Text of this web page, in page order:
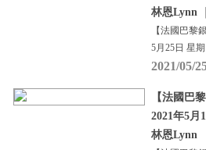
林恩Lynn
【法國巴黎
5月25日 星期
2021/05/
【法國巴
2021年5月
林恩Lynn